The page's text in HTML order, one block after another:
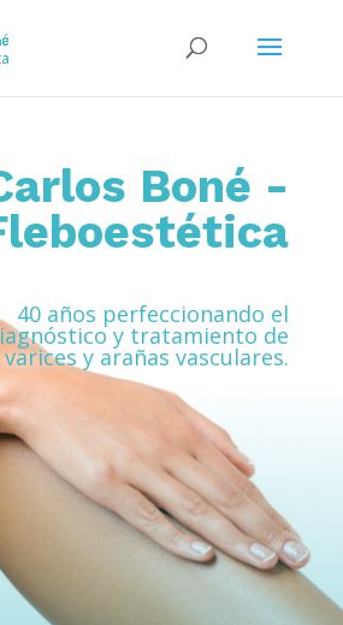
Boné -
40 años perfeccionando el
y tratamiento de
varices y arañas vasculares.